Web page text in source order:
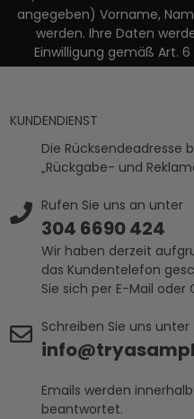
angegeben) Vorname,
werden. Ihre Daten
Einwilligung gemäß Art. 6
KUNDENDIENST
Die Rücksendeadresse
„Rückgabe- und
Rufen Sie uns an unter
304 6690 424
Wir haben derzeit
das Kundentelefon
Sie sich per E-Mail oder
Schreiben Sie uns unter
Emails werden
beantwortet.